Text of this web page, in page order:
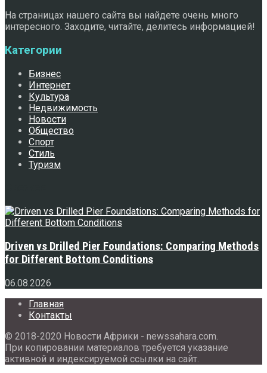
На страницах нашего сайта вы найдете очень много
интересного. Заходите, читайте, делитесь информацией!
Категории
Бизнес
Интернет
Культура
Недвижимость
Новости
Общество
Спорт
Стиль
Туризм
Driven vs Drilled Pier Foundations: Comparing Methods
for Different Bottom Conditions
06.08.2026
Главная
Контакты
© 2018-2020 Новости Африки - newssahara.com.
При копировании материалов требуется указание
активной и индексируемой ссылки на сайт.